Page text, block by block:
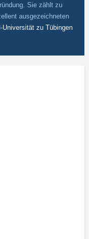
Sie zählt zu
ausgezeichneten
Universität zu Tübingen